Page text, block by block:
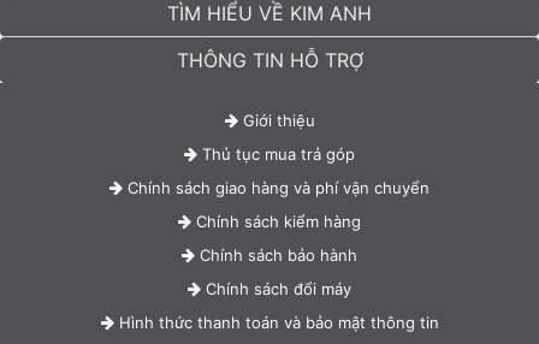
Laptop Dell Vostro 5410 mang hình ảnh sắc
(1920 x 1080), độ phủ màu lên đến 100% sRGB mang lại màu sắc
sống động hơn khi trải nghiệm hình ảnh sắc nét, viền mỏng và khả
năng chống chói của tấm nền WVA ta có thể làm việc thoải mái ở
môi trường ngoài trời nhiều ánh sáng ảnh hưởng đến độ hiển thị
TÌM HIỂU VỀ KIM ANH
THÔNG TIN HỖ TRỢ
Giới thiệu
Thủ tục mua trả góp
Chính sách giao hàng và phí vận chuyển
Chính sách kiểm hàng
Chính sách bảo hành
Chính sách đổi máy
Hình thức thanh toán và bảo mật thông tin